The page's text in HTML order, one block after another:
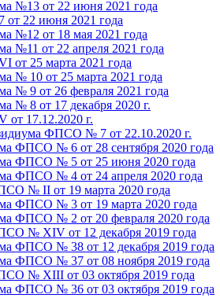
№13 от 22 июня 2021 года
от 22 июня 2021 года
№12 от 18 мая 2021 года
№11 от 22 апреля 2021 года
от 25 марта 2021 года
№ 10 от 25 марта 2021 года
№ 9 от 26 февраля 2021 года
№ 8 от 17 декабря 2020 г.
от 17.12.2020 г.
ФПСО № 7 от 22.10.2020 г.
ФПСО № 6 от 28 сентября 2020 года
ФПСО № 5 от 25 июня 2020 года
ФПСО № 4 от 24 апреля 2020 года
№ II от 19 марта 2020 года
ФПСО № 3 от 19 марта 2020 года
ФПСО № 2 от 20 февраля 2020 года
№ XIV от 12 декабря 2019 года
ФПСО № 38 от 12 декабря 2019 года
ФПСО № 37 от 08 ноября 2019 года
№ XIII от 03 октября 2019 года
ФПСО № 36 от 03 октября 2019 года